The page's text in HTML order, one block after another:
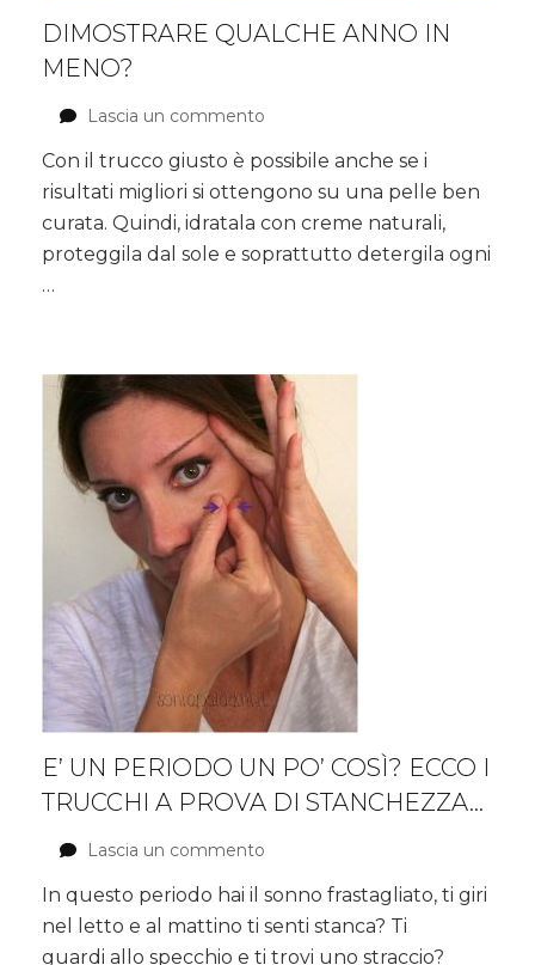
DIMOSTRARE QUALCHE ANNO IN
MENO?
Lascia un commento
qualche
anno
in
Con il trucco giusto è possibile anche se i
risultati migliori si ottengono su una pelle ben
curata. Quindi, idratala con creme naturali,
proteggila dal sole e soprattutto detergila ogni
…
E’ UN PERIODO UN PO’ COSÌ? ECCO I
TRUCCHI A PROVA DI STANCHEZZA…
Lascia un commento
un
periodo
un
In questo periodo hai il sonno frastagliato, ti giri
nel letto e al mattino ti senti stanca? Ti
guardi allo specchio e ti trovi uno straccio?